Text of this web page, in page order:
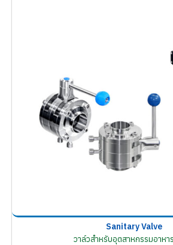
Sanitary Valve
วาล์วสำหรับอุตสาหกรรมอาหา